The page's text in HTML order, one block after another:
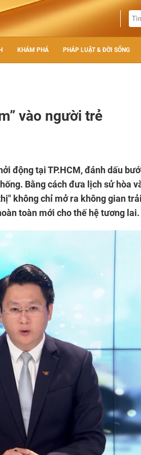
KHÁM PHÁ PHÁP LUẬT & ĐỜI SỐNG
vào người trẻ
động tại TP.HCM, đánh dấu
Bằng cách đưa lịch sử hòa
không chỉ mở ra không gian trải
toàn mới cho thế hệ tương lai.